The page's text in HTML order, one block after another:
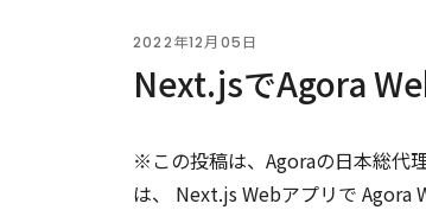
2022年12月05日
Next.jsでAgora
※この投稿は、Agoraの日本総代
は、 Next.js Webアプリで Agora